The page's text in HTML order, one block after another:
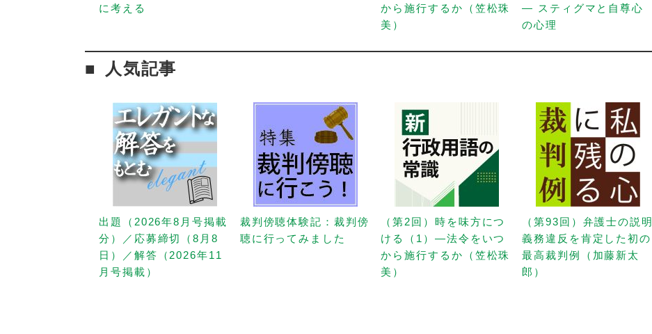
に考える
から施行するか（笠松珠
美）
— スティグマと自尊心
の心理
人気記事
出題（2026年8月号掲載
分）／応募締切（8月8
日）／解答（2026年11
月号掲載）
裁判傍聴体験記：裁判傍
聴に行ってみました
（第2回）時を味方につ
ける（1）—法令をいつ
から施行するか（笠松珠
美）
（第93回）弁護士の説明
義務違反を肯定した初の
最高裁判例（加藤新太
郎）